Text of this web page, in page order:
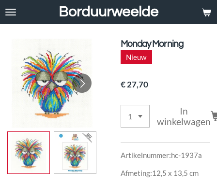
Ga
hoofdinhoud
Borduurweelde
Monday Morning
Nieuw
€ 27,70
In
winkelwagen
Artikelnummer:hc-1937a
Afmeting:12,5 x 13,5 cm